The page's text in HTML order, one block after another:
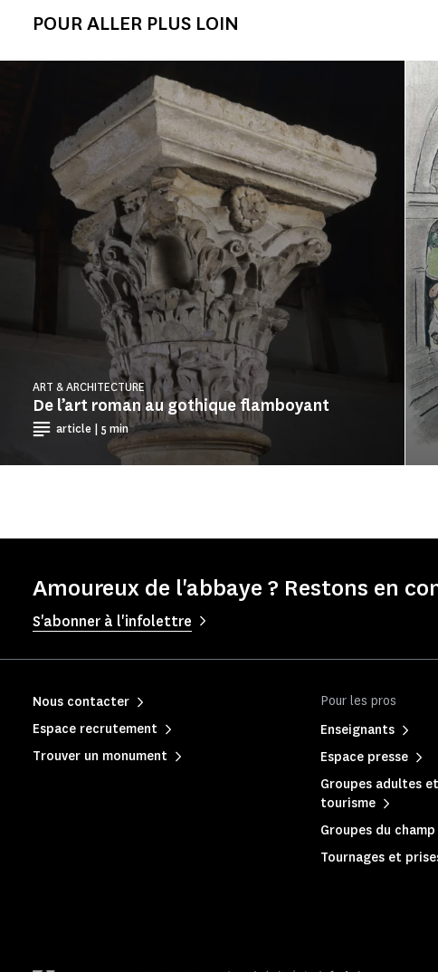
POUR ALLER PLUS LOIN
De l’art roman au gothique flamboyant
ART & ARCHITECTURE
article | 5 min
Amoureux de l'abbaye ? Restons en
S'abonner à l'infolettre
Pour les pros
Enseignants
Espace presse
Groupes adultes
tourisme
Groupes du
Tournages et
Nous contacter
Espace recrutement
Trouver un monument